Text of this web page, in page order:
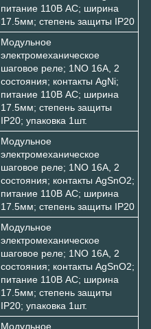
питание 110В АC; ширина
17.5мм; степень защиты IP20
Модульное
электромеханическое
шаговое реле; 1NO 16А, 2
состояния; контакты AgNi;
питание 110В АC; ширина
17.5мм; степень защиты
IP20; упаковка 1шт.
Модульное
электромеханическое
шаговое реле; 1NO 16А, 2
состояния; контакты AgSnO2;
питание 110В АC; ширина
17.5мм; степень защиты IP20
Модульное
электромеханическое
шаговое реле; 1NO 16А, 2
состояния; контакты AgSnO2;
питание 110В АC; ширина
17.5мм; степень защиты
IP20; упаковка 1шт.
Модульное